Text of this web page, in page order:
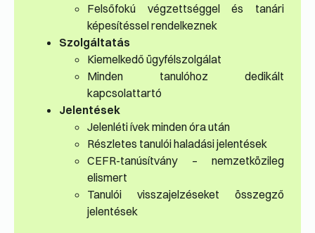
Felsőfokú végzettséggel és tanári
képesítéssel rendelkeznek
Szolgáltatás
Kiemelkedő ügyfélszolgálat
Minden tanulóhoz dedikált
kapcsolattartó
Jelentések
Jelenléti ívek minden óra után
Részletes tanulói haladási jelentések
CEFR-tanúsítvány – nemzetközileg
elismert
Tanulói visszajelzéseket összegző
jelentések